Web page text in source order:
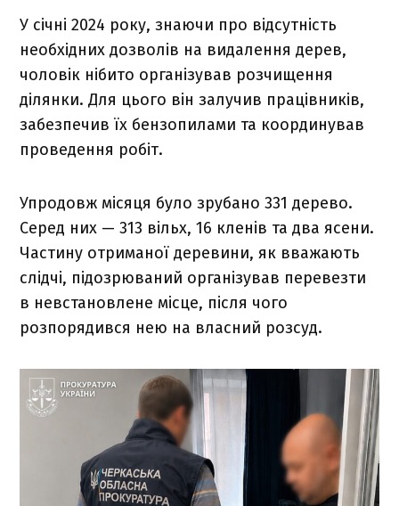
У січні 2024 року, знаючи про відсутність
необхідних дозволів на видалення дерев,
чоловік нібито організував розчищення
ділянки. Для цього він залучив працівників,
забезпечив їх бензопилами та координував
проведення робіт.
Упродовж місяця було зрубано 331 дерево.
Серед них — 313 вільх, 16 кленів та два ясени.
Частину отриманої деревини, як вважають
слідчі, підозрюваний організував перевезти
в невстановлене місце, після чого
розпорядився нею на власний розсуд.